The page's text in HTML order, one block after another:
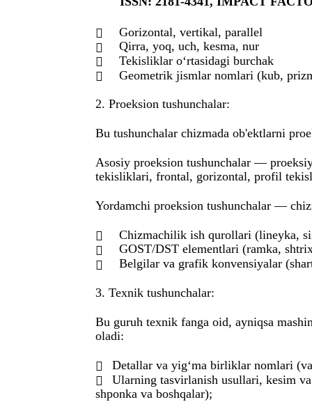

Gorizontal, vertikal, parallel

Qirra, yoq, uch, kesma, nur

Tekisliklar o‘rtasidagi burchak

Geometrik jismlar nomlari (kub,
2. Proeksion tushunchalar:
Bu tushunchalar chizmada ob'ektlarni
Asosiy proeksion tushunchalar —
tekisliklari, frontal, gorizontal, profil
Yordamchi proeksion tushunchalar —

Chizmachilik ish qurollari (lineyka,

GOST/DST elementlari (ramka,

Belgilar va grafik konvensiyalar
3. Texnik tushunchalar:
Bu guruh texnik fanga oid, ayniqsa
oladi:

Detallar va yig‘ma birliklar nomlari

Ularning tasvirlanish usullari, kesim
shponka va boshqalar);